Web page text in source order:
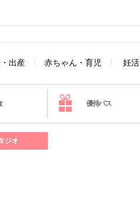
出産 赤ちゃん・育児 妊活
優待パス
ジオ